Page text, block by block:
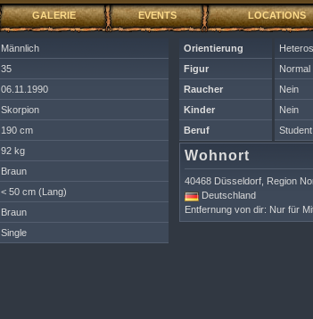
GALERIE EVENTS LOCATIONS
Orientierung
Figur
Normal
Raucher
Nein
Kinder
Nein
Beruf
Student
Wohnort
40468 Düsseldorf, Region
Deutschland
Entfernung von dir: Nur für
Männlich
35
06.11.1990
Skorpion
190 cm
92 kg
Braun
< 50 cm (Lang)
Braun
Single